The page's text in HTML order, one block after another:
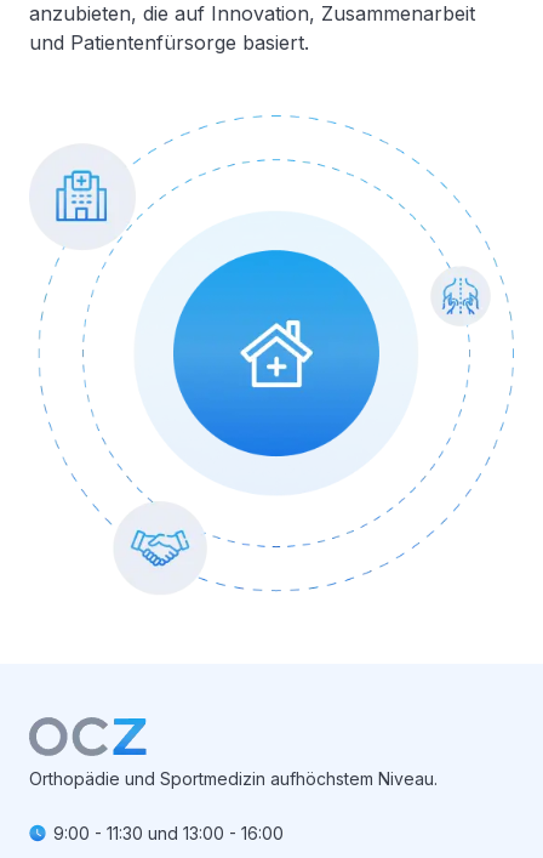
anzubieten, die auf Innovation, Zusammenarbeit
und Patientenfürsorge basiert.
Orthopädie und Sportmedizin aufhöchstem Niveau.
9:00 - 11:30 und 13:00 - 16:00